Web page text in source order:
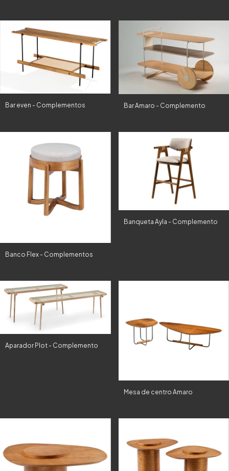
Bar even - Complementos Bar Amaro - Complemento
Banco Flex - Complementos
Banqueta Ayla - Complemento
Aparador Plot - Complemento
Mesa de centro Amaro